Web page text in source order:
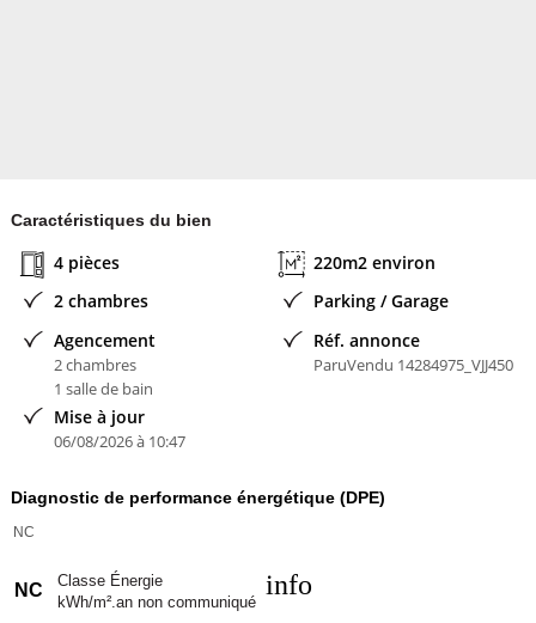
Caractéristiques du bien
4 pièces
220m2 environ
2 chambres
Parking / Garage
Agencement
2 chambres
1 salle de bain
Réf. annonce
ParuVendu 14284975_VJJ450
Mise à jour
06/08/2026 à 10:47
Diagnostic de performance énergétique (DPE)
NC
NC
Classe Énergie
kWh/m².an non communiqué
info